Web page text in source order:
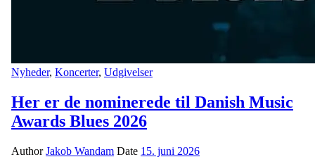
Nyheder, Koncerter, Udgivelser
Her er de nominerede til Danish Music
Awards Blues 2026
AuthorJakob Wandam Date 15. juni 2026